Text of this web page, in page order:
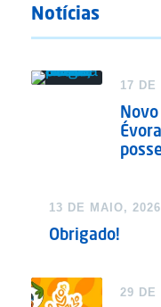
Notícias
17 DE
13 DE MAIO, 2026
Obrigado!
29 DE